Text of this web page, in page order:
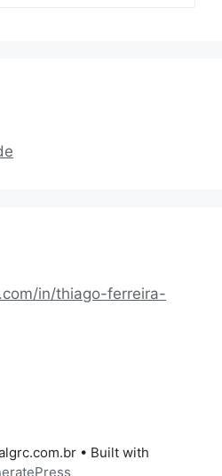
in/thiago-ferreira-
• Built with